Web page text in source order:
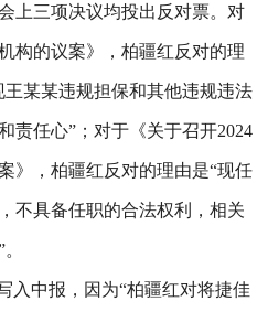
上三项决议均投出反对票。对
构的议案》，柏疆红反对的理
某某违规担保和其他违规违法
责任心”；对于《关于召开2024
》，柏疆红反对的理由是“现任
不具备任职的合法权利，相关
入中报，因为“柏疆红对将捷佳